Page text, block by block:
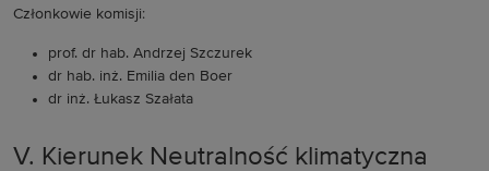
Członkowie komisji:
prof. dr hab. Andrzej Szczurek
dr hab. inż. Emilia den Boer
dr inż. Łukasz Szałata
V. Kierunek Neutralność klimatyczna